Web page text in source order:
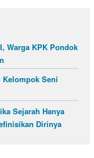
Warga KPK Pondok
Seni
Sejarah Hanya
Dirinya